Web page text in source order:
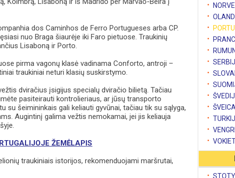
dos Caminhos de Ferro Portugueses arba CP.
nuo Braga šiaurėje iki Faro pietuose. Traukinių
Lisaboną ir Porto.
pirma vagonų klasė vadinama Conforto, antroji –
traukiniai neturi klasių suskirstymo.
dviračius įsigijus specialų dviračio bilietą. Tačiau
pasiteirauti kontrolieriaus, ar jūsų transporto
su šeimininkais gali keliauti gyvūnai, tačiau tik su sąlyga,
Augintinį galima vežtis nemokamai, jei jis keliauja
ŽEMĖLAPIS
traukiniais istorijos, rekomenduojami maršrutai,